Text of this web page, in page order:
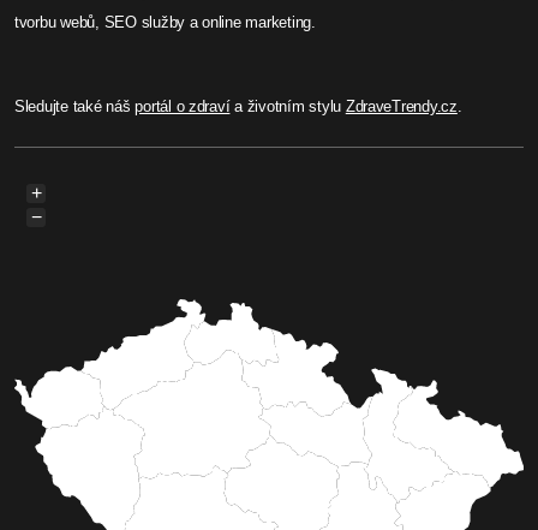
tvorbu webů, SEO služby a online marketing.
Sledujte také nášportál o zdravía životním stylu ZdraveTrendy.cz
+
−